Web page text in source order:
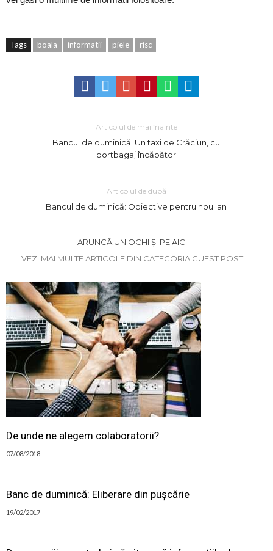
Tags boala informatii piele risc
Articolul de mai înainte
Bancul de duminică: Un taxi de Crăciun, cu
portbagaj încăpător
Articolul de după
Bancul de duminică: Obiective pentru noul an
ARUNCĂ UN OCHI ȘI PE AICI
VEZI MAI MULTE ARTICOLE DIN CATEGORIA GUEST POST
De unde ne alegem colaboratorii?
07/08/2018
Banc de duminică: Eliberare din pușcărie
19/02/2017